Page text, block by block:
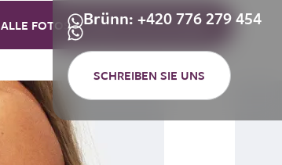
ALLE FOTOS VORHER UND NACHHER
Brünn: +420 776 279 454
SCHREIBEN SIE UNS